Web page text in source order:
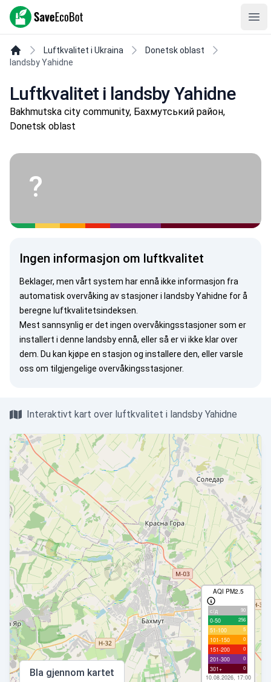
SaveEcoBot
Luftkvalitet i Ukraina
Donetsk oblast
landsby Yahidne
Luftkvalitet i landsby Yahidne
Bakhmutska city community, Бахмутський район,
Donetsk oblast
?
Ingen informasjon om luftkvalitet
Beklager, men vårt system har ennå ikke informasjon fra
automatisk overvåking av stasjoner i landsby Yahidne for å
beregne luftkvalitetsindeksen.
Mest sannsynlig er det ingen overvåkingsstasjoner som er
installert i denne landsby ennå, eller så er vi ikke klar over
dem. Du kan kjøpe en stasjon og installere den, ellervarsle
oss om tilgjengelige overvåkingsstasjoner.
Interaktivt kart over luftkvalitet i landsby Yahidne
AQI PM2.5
с/д 90
0-50 256
51-100 5
101-150 0
151-200 0
201-300 0
301+ 0
10.08.2026, 17:00
Bla gjennom kartet